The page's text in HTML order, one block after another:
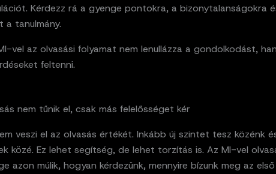
Kérdezz rá a gyenge pontokra, a bizonytalanságokra
a tanulmány.
vel az olvasási folyamat nem lenullázza a gondolkodást,
feltenni.
nem tűnik el, csak más felelősséget kér
veszi el az olvasás értékét. Inkább új szintet tesz közénk
közé. Ez lehet segítség, de lehet torzítás is. Az MI-vel
azon múlik, hogyan kérdezünk, mennyire bízunk meg az